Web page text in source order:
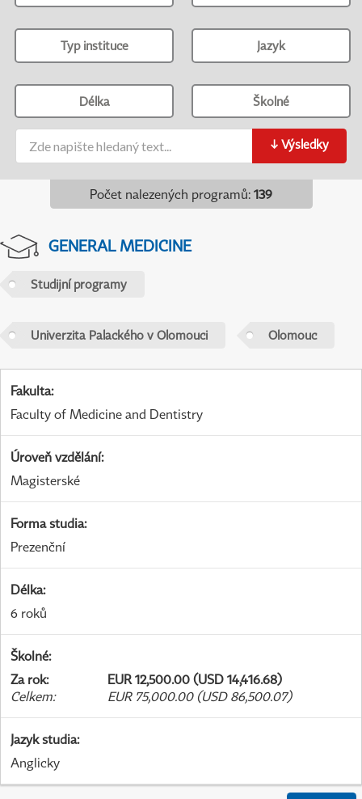
Typ instituce Jazyk
Délka Školné
↓ Výsledky
Počet nalezených programů: 139
GENERAL MEDICINE
Studijní programy
Univerzita Palackého v Olomouci Olomouc
Fakulta:
Faculty of Medicine and Dentistry
Úroveň vzdělání:
Magisterské
Forma studia:
Prezenční
Délka:
6 roků
Školné:
Za rok:
EUR 12,500.00 (USD 14,416.68)
Celkem: EUR 75,000.00 (USD 86,500.07)
Jazyk studia:
Anglicky